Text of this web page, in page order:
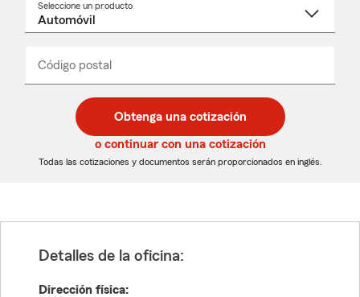
Seleccione un producto
desplegable
Código postal
de
5
dígitos
de
5
dígitos
_____
Obtenga una cotización
o continuar con una cotización
Todas las cotizaciones y documentos serán proporcionados en inglés.
Detalles de la oficina:
Dirección física: